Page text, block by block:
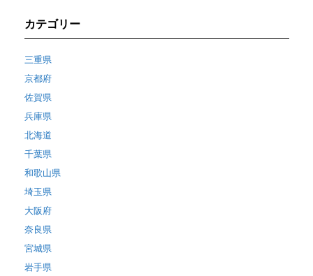
カテゴリー
三重県
京都府
佐賀県
兵庫県
北海道
千葉県
和歌山県
埼玉県
大阪府
奈良県
宮城県
岩手県